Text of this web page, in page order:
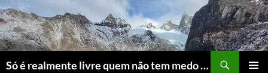
Skip
to
content
Só é realmente livre quem não tem medo do ridículo